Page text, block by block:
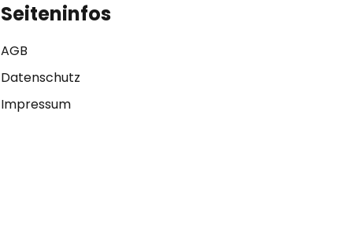
Seiteninfos
AGB
Datenschutz
Impressum